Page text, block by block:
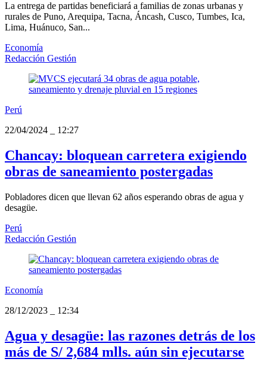
La entrega de partidas beneficiará a familias de zonas urbanas y
rurales de Puno, Arequipa, Tacna, Áncash, Cusco, Tumbes, Ica,
Lima, Huánuco, San...
Economía
Redacción Gestión
Perú
22/04/2024
12:27
Chancay: bloquean carretera exigiendo
obras de saneamiento postergadas
Pobladores dicen que llevan 62 años esperando obras de agua y
desagüe.
Perú
Redacción Gestión
Economía
28/12/2023
12:34
Agua y desagüe: las razones detrás de los
más de S/ 2,684 mlls. aún sin ejecutarse